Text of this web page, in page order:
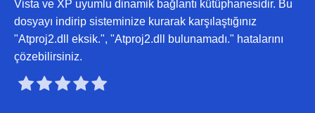
Vista ve XP uyumlu dinamik bağlantı kütüphanesidir. Bu
dosyayı indirip sisteminize kurarak karşılaştığınız
"Atproj2.dll eksik.", "Atproj2.dll bulunamadı." hatalarını
çözebilirsiniz.
